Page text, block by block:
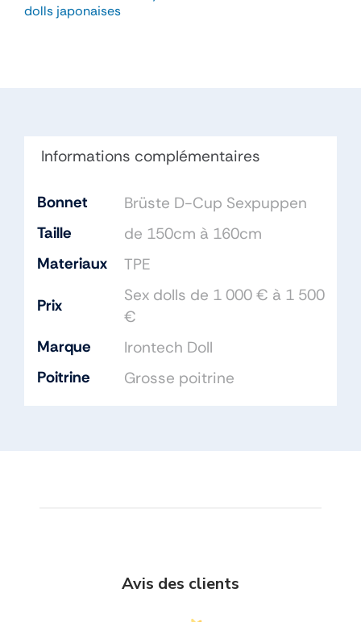
–
dolls japonaises
Informations complémentaires
Bonnet
Brüste D-Cup Sexpuppen
Taille
de 150cm à 160cm
Materiaux
TPE
Prix
Sex dolls de 1 000 € à 1 500
€
Marque
Irontech Doll
Poitrine
Grosse poitrine
Avis des clients